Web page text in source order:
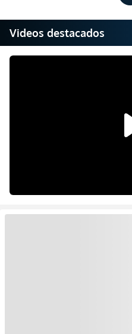
Videos destacados